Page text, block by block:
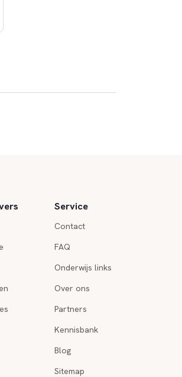
Service
Contact
FAQ
Onderwijs links
Over ons
Partners
Kennisbank
Blog
Sitemap